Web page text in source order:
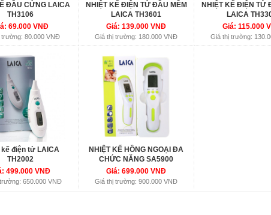
ĐẦU CỨNG LAICA
TH3106
69.000 VNĐ
trường: 80.000 VNĐ
NHIỆT KẾ ĐIỆN TỬ ĐẦU MỀM
LAICA TH3601
Giá: 139.000 VNĐ
Giá thị trường: 180.000 VNĐ
NHIỆT KẾ ĐIỆN TỬ
LAICA
Giá: 115.000
Giá thị trường:
kế điện tử LAICA
TH2002
499.000 VNĐ
650.000 VNĐ
NHIỆT KẾ HỒNG NGOẠI ĐA
CHỨC NĂNG SA5900
Giá: 699.000 VNĐ
Giá thị trường: 900.000 VNĐ